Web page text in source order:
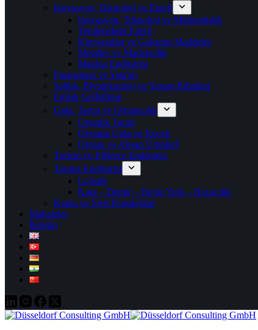
Inovasyon, Teknoloji ve Enerji
Inovasyon, Teknoloji ve Mühendislik
Yenilenebilir Enerji
Kimyasallar ve Gelişmiş Maddeler
Metaller ve Madencilik
Makina Endüstrisi
Finansman ve Yatırım
Sağlık, Biyoteknoloji ve Yaşam Bilimleri
Emlak Gelİştİrme
Gıda, Tarım ve Ormancılık
Organik Tarım
Organik Gıda ve İçecek
Orman ve Ahşap Ürünlerİ
Turizm ve Eğlence Endüstrisi
Taşıma Endüstrisi
Lojistik
Kara – Demir – Deniz Yolu – Havacılık
Kamu ve Sivil Kuruluşları
Makaleler
İletişim